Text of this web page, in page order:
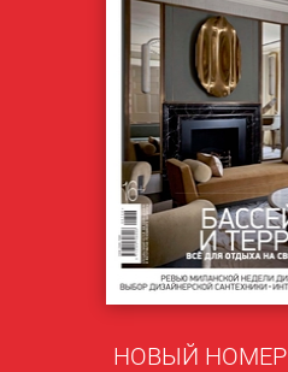
НОВЫЙ НОМЕР